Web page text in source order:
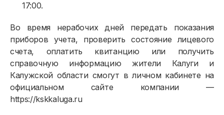
17:00.
Во время нерабочих дней передать показания
приборов учета, проверить состояние лицевого
счета, оплатить квитанцию или получить
справочную информацию жители Калуги и
Калужской области смогут в личном кабинете на
официальном сайте компании —
https://kskkaluga.ru
Физическим лицам
Договор энергоснабжения
Расчёты и оплата
Приборы учёта и показания
Должникам